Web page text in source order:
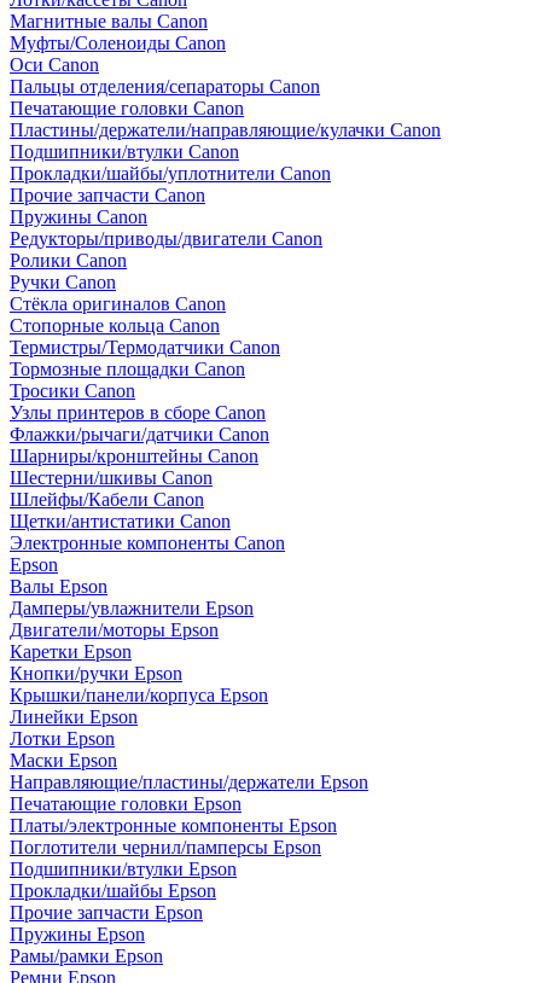
Магнитные валы Canon
Муфты/Соленоиды Canon
Оси Canon
Пальцы отделения/сепараторы Canon
Печатающие головки Canon
Пластины/держатели/направляющие/кулачки Canon
Подшипники/втулки Canon
Прокладки/шайбы/уплотнители Canon
Прочие запчасти Canon
Пружины Canon
Редукторы/приводы/двигатели Canon
Ролики Canon
Ручки Canon
Стёкла оригиналов Canon
Стопорные кольца Canon
Термистры/Термодатчики Canon
Тормозные площадки Canon
Тросики Canon
Узлы принтеров в сборе Canon
Флажки/рычаги/датчики Canon
Шарниры/кронштейны Canon
Шестерни/шкивы Canon
Шлейфы/Кабели Canon
Щетки/антистатики Canon
Электронные компоненты Canon
Epson
Валы Epson
Дамперы/увлажнители Epson
Двигатели/моторы Epson
Каретки Epson
Кнопки/ручки Epson
Крышки/панели/корпуса Epson
Линейки Epson
Лотки Epson
Маски Epson
Направляющие/пластины/держатели Epson
Печатающие головки Epson
Платы/электронные компоненты Epson
Поглотители чернил/памперсы Epson
Подшипники/втулки Epson
Прокладки/шайбы Epson
Прочие запчасти Epson
Пружины Epson
Рамы/рамки Epson
Ремни Epson